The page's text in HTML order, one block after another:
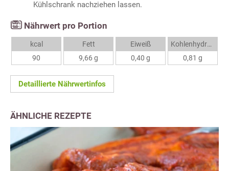
Kühlschrank nachziehen lassen.
Nährwert pro Portion
kcal
90
Fett
9,66 g
Eiweiß
0,40 g
Kohlenhydrate
0,81 g
Detaillierte Nährwertinfos
ÄHNLICHE REZEPTE